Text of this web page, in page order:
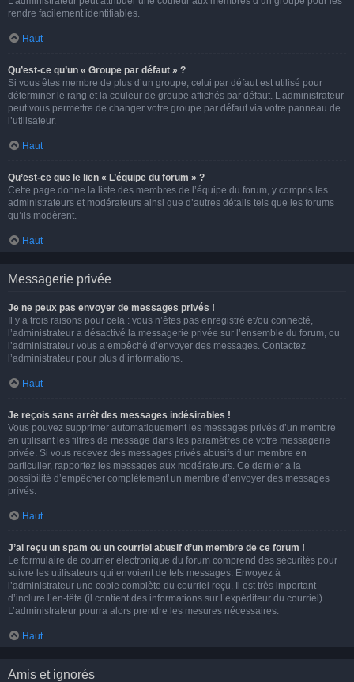
rendre facilement identifiables.
Haut
Qu’est-ce qu’un « Groupe par défaut » ?
Si vous êtes membre de plus d’un groupe, celui par défaut est utilisé pour
déterminer le rang et la couleur de groupe affichés par défaut. L’administrateur
peut vous permettre de changer votre groupe par défaut via votre panneau de
l’utilisateur.
Haut
Qu’est-ce que le lien « L’équipe du forum » ?
Cette page donne la liste des membres de l’équipe du forum, y compris les
administrateurs et modérateurs ainsi que d’autres détails tels que les forums
qu’ils modèrent.
Haut
Messagerie privée
Je ne peux pas envoyer de messages privés !
Il y a trois raisons pour cela : vous n’êtes pas enregistré et/ou connecté,
l’administrateur a désactivé la messagerie privée sur l’ensemble du forum, ou
l’administrateur vous a empêché d’envoyer des messages. Contactez
l’administrateur pour plus d’informations.
Haut
Je reçois sans arrêt des messages indésirables !
Vous pouvez supprimer automatiquement les messages privés d’un membre
en utilisant les filtres de message dans les paramètres de votre messagerie
privée. Si vous recevez des messages privés abusifs d’un membre en
particulier, rapportez les messages aux modérateurs. Ce dernier a la
possibilité d’empêcher complètement un membre d’envoyer des messages
privés.
Haut
J’ai reçu un spam ou un courriel abusif d’un membre de ce forum !
Le formulaire de courrier électronique du forum comprend des sécurités pour
suivre les utilisateurs qui envoient de tels messages. Envoyez à
l’administrateur une copie complète du courriel reçu. Il est très important
d’inclure l’en-tête (il contient des informations sur l’expéditeur du courriel).
L’administrateur pourra alors prendre les mesures nécessaires.
Haut
Amis et ignorés